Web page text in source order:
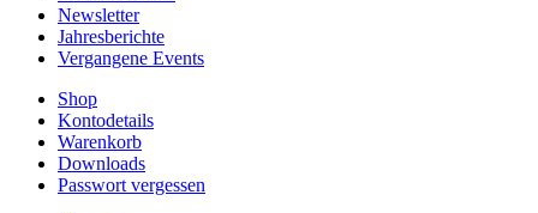
Newsletter
Jahresberichte
Vergangene Events
Shop
Kontodetails
Warenkorb
Downloads
Passwort vergessen